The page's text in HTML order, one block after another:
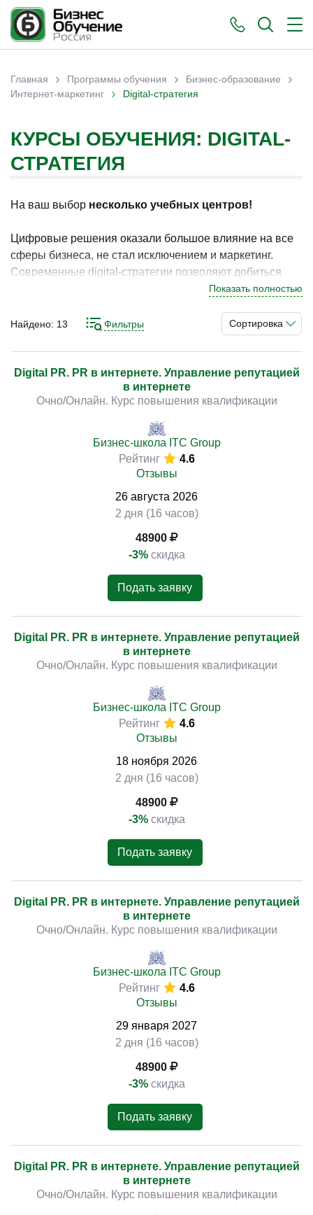
Вы здесь
Главная › Программы обучения › Бизнес-образование ›
Интернет-маркетинг › Digital-стратегия
КУРСЫ ОБУЧЕНИЯ: DIGITAL-
СТРАТЕГИЯ
На ваш выбор несколько учебных центров!
Цифровые решения оказали большое влияние на все
сферы бизнеса, не стал исключением и маркетинг.
Современные digital-стратегии позволяют добиться
максимально широкого охвата средств коммуникации с
целевые рынки приносит реально большую отдачу и
значительно повышает продажи. Поэтому
специалистам в сфере продвижения сейчас такие
знания просто необходимы с профессиональной точки
зрения. Получить их не так уж сложно, ведь существуют
разные специализированные курсы. На них вас
качественно подготовят к текущим условиям рынка и
познакомят с тенденциями его развития.
Показать полностью
Сортировка
Найдено: 13 Фильтры
Digital PR. PR в интернете. Управление репутацией
в интернете
Очно/Онлайн. Курс повышения квалификации
Бизнес-школа ITC Group
Рейтинг
4.6
Отзывы
26 августа 2026
2 дня (16 часов)
48900
-3% скидка
Подать заявку
Digital PR. PR в интернете. Управление репутацией
в интернете
Очно/Онлайн. Курс повышения квалификации
Бизнес-школа ITC Group
Рейтинг
4.6
Отзывы
18 ноября 2026
2 дня (16 часов)
48900
-3% скидка
Подать заявку
Digital PR. PR в интернете. Управление репутацией
в интернете
Очно/Онлайн. Курс повышения квалификации
Бизнес-школа ITC Group
Рейтинг
4.6
Отзывы
29 января 2027
2 дня (16 часов)
48900
-3% скидка
Подать заявку
Digital PR. PR в интернете. Управление репутацией
в интернете
Очно/Онлайн. Курс повышения квалификации